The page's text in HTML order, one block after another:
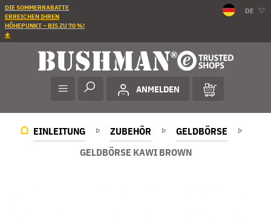
DIE SOMMERRABATTE
ERREICHEN IHREN
HÖHEPUNKT – BIS ZU 70 %!
☀️
DE
ANMELDEN
EINLEITUNG ZUBEHÖR
GELDBÖRSE
GELDBÖRSE KAWI BROWN